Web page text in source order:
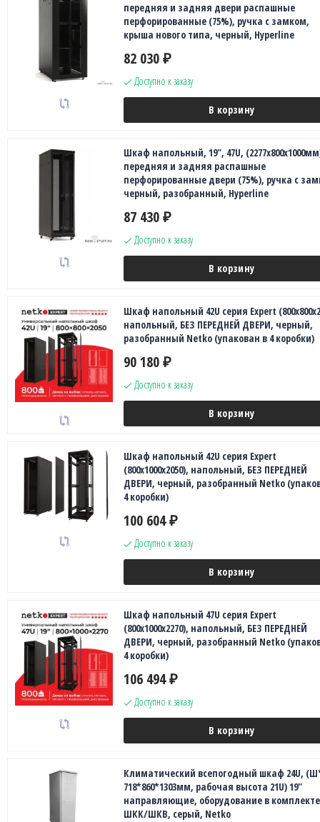
передняя и задняя двери распашные
перфорированные (75%), ручка с замком,
крыша нового типа, черный, Hyperline
82 030 ₽
Доступно к заказу
В корзину
Шкаф напольный, 19", 47U,
передняя и задняя распашные
перфорированные двери (75%), ручка с
черный, разобранный, Hyperline
87 430 ₽
Доступно к заказу
В корзину
Шкаф напольный 42U серия Expert
напольный, БЕЗ ПЕРЕДНЕЙ ДВЕРИ, черный,
разобранный Netko (упакован в 4 коробки)
90 180 ₽
Доступно к заказу
В корзину
Шкаф напольный 42U серия Expert
(800х1000х2050), напольный, БЕЗ ПЕРЕДНЕЙ
ДВЕРИ, черный, разобранный Netko
4 коробки)
100 604 ₽
Доступно к заказу
В корзину
Шкаф напольный 47U серия Expert
(800х1000х2270), напольный, БЕЗ ПЕРЕДНЕЙ
ДВЕРИ, черный, разобранный Netko
4 коробки)
106 494 ₽
Доступно к заказу
В корзину
Климатический всепогодный шкаф 24U,
718*860*1303мм, рабочая высота 21U) 19"
направляющие, оборудование в
ШКК/ШКВ, серый, Netko